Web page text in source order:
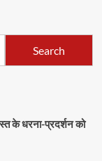
Search
के धरना-प्रदर्शन को